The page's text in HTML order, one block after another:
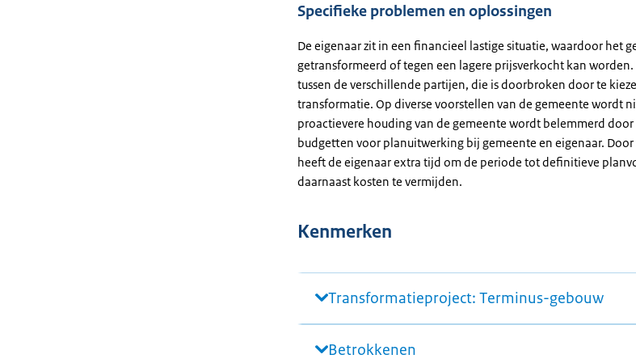
Specifieke problemen en oplossingen
De eigenaar zit in een financieel lastige situatie, waardoor het
getransformeerd of tegen een lagere prijsverkocht kan
tussen de verschillende partijen, die is doorbroken door te
transformatie. Op diverse voorstellen van de gemeente wordt
proactievere houding van de gemeente wordt belemmerd
budgetten voor planuitwerking bij gemeente en eigenaar.
heeft de eigenaar extra tijd om de periode tot definitieve
daarnaast kosten te vermijden.
Kenmerken
Transformatieproject: Terminus-gebouw
Betrokkenen